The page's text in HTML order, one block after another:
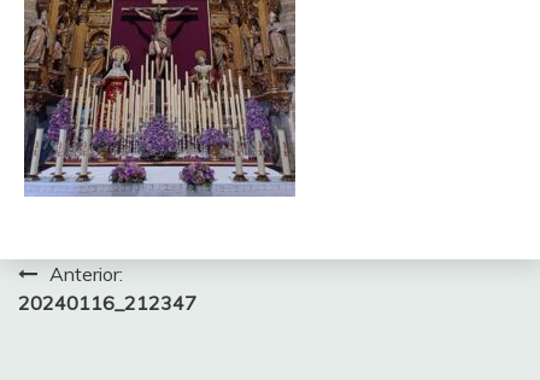
Navegación
de
Anterior:
20240116_212347